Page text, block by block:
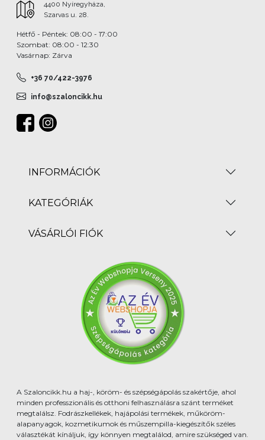
4400 Nyíregyháza,
Szarvas u. 28.
Hétfő - Péntek: 08:00 - 17:00
Szombat: 08:00 - 12:30
Vasárnap: Zárva
+36 70/422-3976
info@szaloncikk.hu
INFORMÁCIÓK
KATEGÓRIÁK
VÁSÁRLÓI FIÓK
A Szaloncikk.hu a haj-, köröm- és szépségápolás szakértője, ahol
minden professzionális és otthoni felhasználásra szánt terméket
megtalálsz. Fodrászkellékek, hajápolási termékek, műköröm-
alapanyagok, kozmetikumok és műszempilla-kiegészítők széles
választékát kínáljuk, így könnyen megtalálod, amire szükséged van.